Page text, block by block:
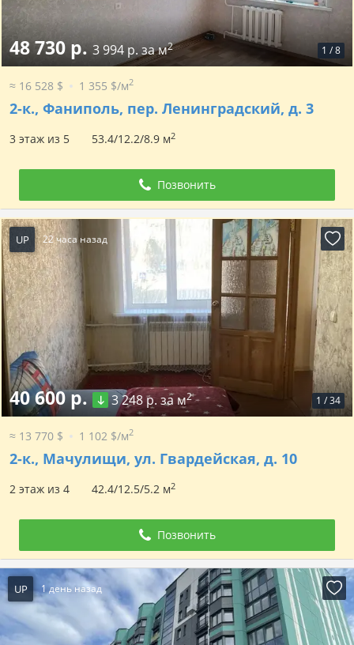
1 /8
48 730 р.3 994 р. за м2
≈ 16 528 $ 1 355 $/м2
2-к., Фаниполь, пер. Ленинградский, д. 3
3 этаж из 5 53.4/12.2/8.9 м2
Позвонить
UP 22 часа назад
1 /34
40 600 р. 3 248 р. за м2
≈ 13 770 $ 1 102 $/м2
2-к., Мачулищи, ул. Гвардейская, д. 10
2 этаж из 4 42.4/12.5/5.2 м2
Позвонить
UP 1 день назад